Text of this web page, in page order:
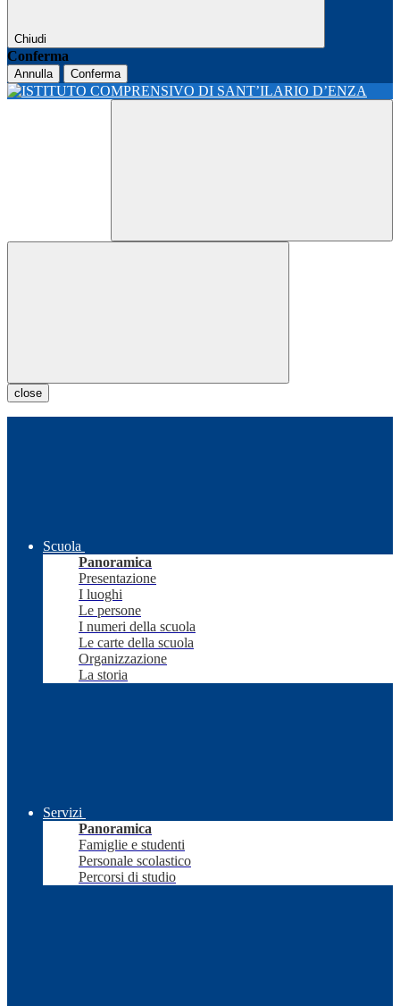
Chiudi
Conferma
Annulla Conferma
close
Scuola
Panoramica
Presentazione
I luoghi
Le persone
I numeri della scuola
Le carte della scuola
Organizzazione
La storia
Servizi
Panoramica
Famiglie e studenti
Personale scolastico
Percorsi di studio